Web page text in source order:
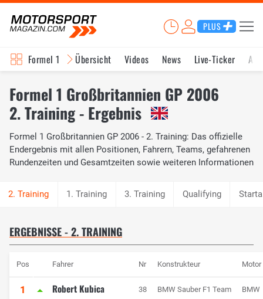
PLUS
Formel 1 Übersicht Videos News Live-Ticker
Formel 1 Großbritannien GP 2006
2. Training - Ergebnis
Formel 1 Großbritannien GP 2006 - 2. Training: Das offizielle
Endergebnis mit allen Positionen, Fahrern, Teams, gefahrenen
Rundenzeiten und Gesamtzeiten sowie weiteren Informationen
1. Training 3. Training Qualifying
ERGEBNISSE - 2. TRAINING
Pos Fahrer Nr Konstrukteur Motor
1 Robert Kubica 38 BMW Sauber F1 Team BMW